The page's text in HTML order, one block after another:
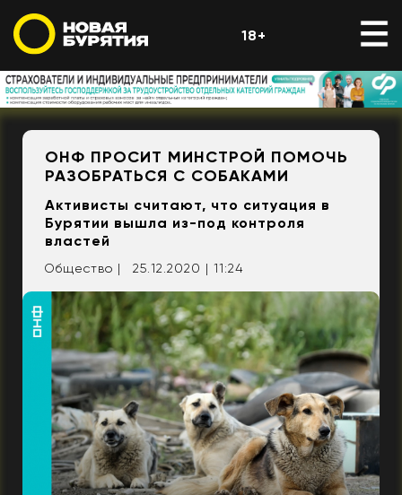
18+
ОНФ ПРОСИТ МИНСТРОЙ ПОМОЧЬ
РАЗОБРАТЬСЯ С СОБАКАМИ
Активисты считают, что ситуация в
Бурятии вышла из-под контроля
властей
Общество | 25.12.2020 | 11:24